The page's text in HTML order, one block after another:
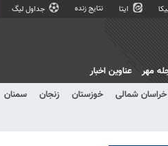
ایتا نتایج زنده جداول لیگ
خراسان شمالی خوزستان زنجان سمنان
مهر عناوین اخبار